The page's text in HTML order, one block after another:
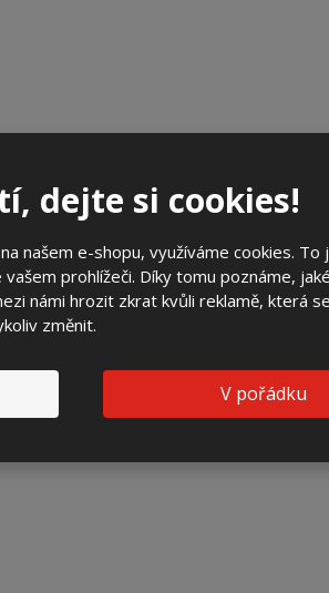
dejte si cookies!
našem e-shopu, využíváme cookies. To
prohlížeči. Díky tomu poznáme,
námi hrozit zkrat kvůli reklamě, která
změnit.
V pořádku